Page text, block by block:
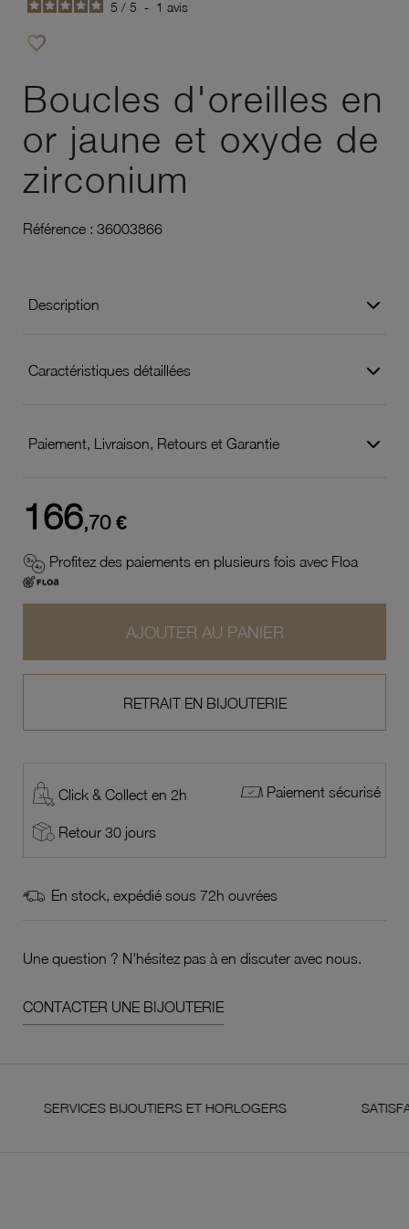
5 / 5 - 1 avis
favorite_border
Boucles d'oreilles en
or jaune et oxyde de
zirconium
Référence : 36003866
Description
Caractéristiques détaillées
Paiement, Livraison, Retours et Garantie
166,70 €
Profitez des paiements en plusieurs fois avec Floa
AJOUTER AU PANIER
RETRAIT EN BIJOUTERIE
Click & Collect en 2h Paiement sécurisé
Retour 30 jours
En stock, expédié sous 72h ouvrées
Une question ? N'hésitez pas à en discuter avec nous.
CONTACTER UNE BIJOUTERIE
BIJOUTIERS ET HORLOGERS SATISFAIT OU